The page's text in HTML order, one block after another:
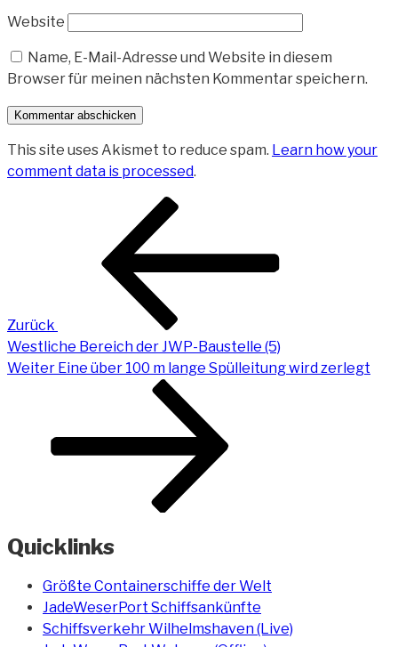
Website
Name, E-Mail-Adresse und Website in diesem
Browser für meinen nächsten Kommentar speichern.
This site uses Akismet to reduce spam. Learn how your
comment data is processed.
Beitragsnavigation
Zurück
Westliche Bereich der JWP-Baustelle (5)
Nächster
Weiter Eine über 100 m lange Spülleitung wird zerlegt
Quicklinks
Größte Containerschiffe der Welt
JadeWeserPort Schiffsankünfte
Schiffsverkehr Wilhelmshaven (Live)